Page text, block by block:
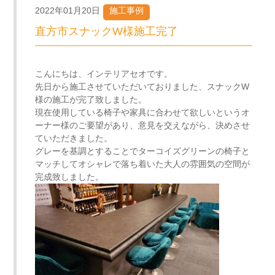
2022年01月20日 施工事例
直方市スナックW様施工完了
こんにちは、インテリアセオです。
先日から施工させていただいておりました、スナックW
様の施工が完了致しました。
現在使用している椅子や家具に合わせて欲しいというオ
ーナー様のご要望があり、意見を交えながら、決めさせ
ていただきました。
グレーを基調とすることでターコイズグリーンの椅子と
マッチしてオシャレで落ち着いた大人の雰囲気の空間が
完成致しました。